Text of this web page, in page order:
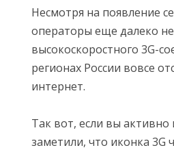
Несмотря на появление
операторы еще далеко
высокоскоростного 3G-
регионах России вовсе
интернет.
Так вот, если вы активно
заметили, что иконка 3G